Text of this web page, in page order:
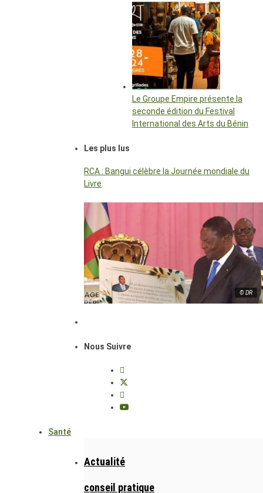
Le Groupe Empire présente la
seconde édition du Festival
International des Arts du Bénin
Les plus lus
RCA : Bangui célèbre la Journée mondiale du
Livre
© DR
Nous Suivre
Santé
Actualité
conseil pratique